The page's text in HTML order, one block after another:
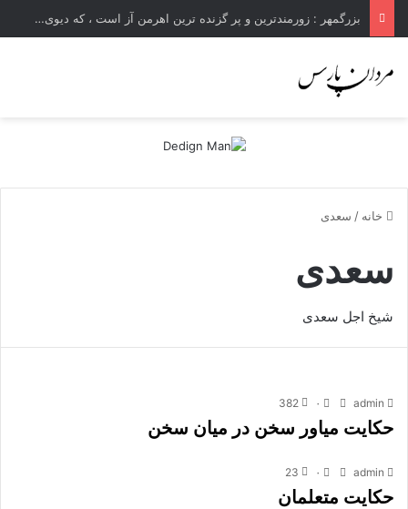
بزرگمهر : زورمندترین و پر گزنده ترین اهرمن آز است ، که دیوی است ستمکار و دیر ساز
خانه / سعدی
سعدی
شیخ اجل سعدی
admin ۰ 382
حکایت میاور سخن در میان سخن
admin ۰ 23
حکایت متعلمان